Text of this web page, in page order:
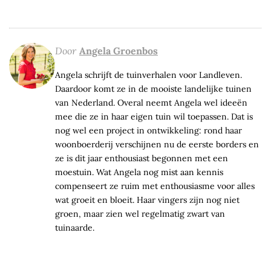
Door Angela Groenbos
Angela schrijft de tuinverhalen voor Landleven.
Daardoor komt ze in de mooiste landelijke tuinen
van Nederland. Overal neemt Angela wel ideeën
mee die ze in haar eigen tuin wil toepassen. Dat is
nog wel een project in ontwikkeling: rond haar
woonboerderij verschijnen nu de eerste borders en
ze is dit jaar enthousiast begonnen met een
moestuin. Wat Angela nog mist aan kennis
compenseert ze ruim met enthousiasme voor alles
wat groeit en bloeit. Haar vingers zijn nog niet
groen, maar zien wel regelmatig zwart van
tuinaarde.